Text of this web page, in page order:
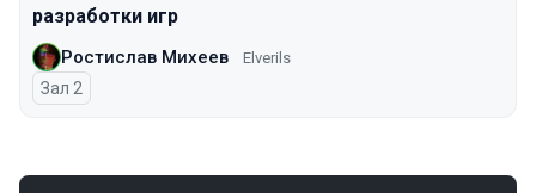
разработки игр
Ростислав Михеев Elverils
Зал 2